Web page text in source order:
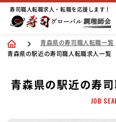
寿司職人転職求人・転職を応援します！
青森県の寿司職人転職一覧
青森県の駅近の寿司職人転職求人一覧
青森県の駅近の寿
JOB